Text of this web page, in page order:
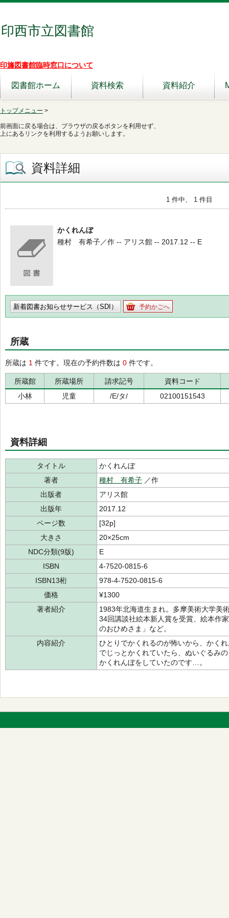
印西市立図書館
印旛図書館臨時窓口について
図書館ホーム 資料検索 資料紹介
トップメニュー >
前画面に戻る場合は、ブラウザの戻るボタンを利用せず、
上にあるリンクを利用するようお願いします。
資料詳細
1 件中、 1 件目
かくれんぼ
種村 有希子／作 -- アリス館 -- 2017.12 -- E
新着図書お知らせサービス（SDI） 予約かごへ
所蔵
所蔵は 1 件です。現在の予約件数は 0 件です。
所蔵館 所蔵場所 請求記号
資料コード
小林
児童 /E/タ/ 02100151543
資料詳細
タイトル
かくれんぼ
著者
種村 有希子 ／作
出版者
アリス館
出版年
2017.12
ページ数
[32p]
大きさ
20×25cm
NDC分類(9版)
E
ISBN
4-7520-0815-6
ISBN13桁
978-4-7520-0815-6
価格
¥1300
著者紹介
1983年北海道生まれ。多摩美術大学美
34回講談社絵本新人賞を受賞、絵本作
のおひめさま」など。
内容紹介
ひとりでかくれるのが怖いから、かく
でじっとかくれていたら、ぬいぐるみ
かくれんぼをしていたのです…。